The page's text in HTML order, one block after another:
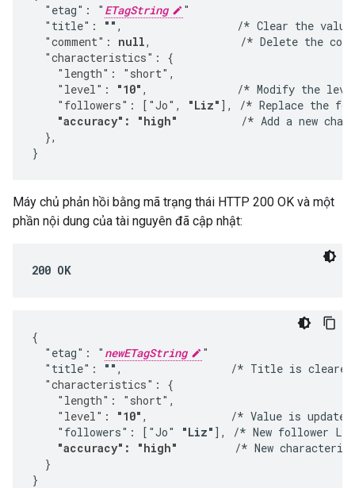
  "etag": "
ETagString
"
  "title":
"" ,                  /* Clear the value
  "comment":
null,              /* Delete the
  "characteristics": {
    "length": "short",
    "level":
"10" ,              /* Modify the
    "followers": ["Jo",
"Liz" ], /* Replace the
"accuracy": "high"
          /*
Add a new
  },
}
Máy chủ phản hồi bằng mã trạng thái HTTP 200 OK và một
phần nội dung của tài nguyên đã cập nhật:
200 OK
{
  "etag": "
newETagString
"
  "title":
"" ,                 /* Title is cleared;
  "characteristics": {
    "length": "short",
    "level":
"10" ,             /* Value is
    "followers": ["Jo"
"Liz" ], /* New follower
"accuracy": "high"
         /*
New
  }
}